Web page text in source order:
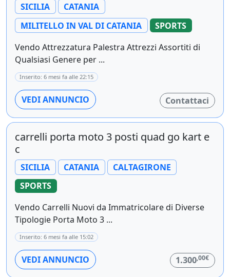
SICILIA
CATANIA
MILITELLO IN VAL DI CATANIA
SPORTS
Vendo Attrezzatura Palestra Attrezzi Assortiti di
Qualsiasi Genere per ...
Inserito: 6 mesi fa alle 22:15
VEDI ANNUNCIO Contattaci
carrelli porta moto 3 posti quad go kart e
c
SICILIA CATANIA
CALTAGIRONE
SPORTS
Vendo Carrelli Nuovi da Immatricolare di Diverse
Tipologie Porta Moto 3 ...
Inserito: 6 mesi fa alle 15:02
VEDI ANNUNCIO 1.300,00€